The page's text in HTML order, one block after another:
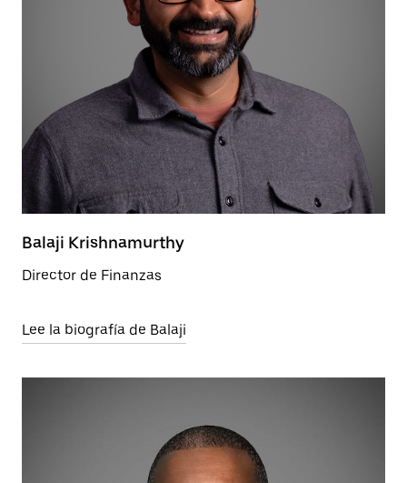
Balaji Krishnamurthy
Director de Finanzas
Lee la biografía de Balaji